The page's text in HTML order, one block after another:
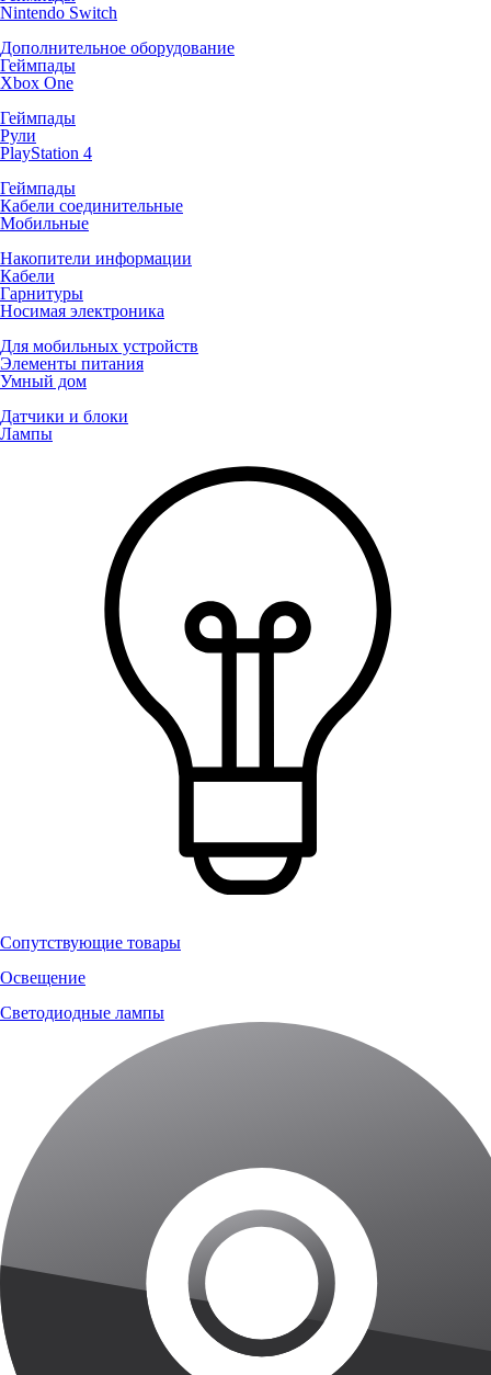
Nintendo Switch
Дополнительное оборудование
Геймпады
Xbox One
Геймпады
Рули
PlayStation 4
Геймпады
Кабели соединительные
Мобильные
Накопители информации
Кабели
Гарнитуры
Носимая электроника
Для мобильных устройств
Элементы питания
Умный дом
Датчики и блоки
Лампы
Сопутствующие товары
Освещение
Светодиодные лампы